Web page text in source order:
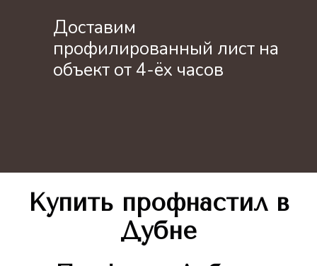
Доставим
профилированный лист на
объект от 4-ёх часов
Купить профнастил в
Дубне